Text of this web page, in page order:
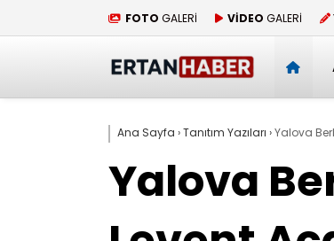
FOTO GALERİ VİDEO GALERİ
Ana Sayfa ›Tanıtım Yazıları ›Yalova
Yalova